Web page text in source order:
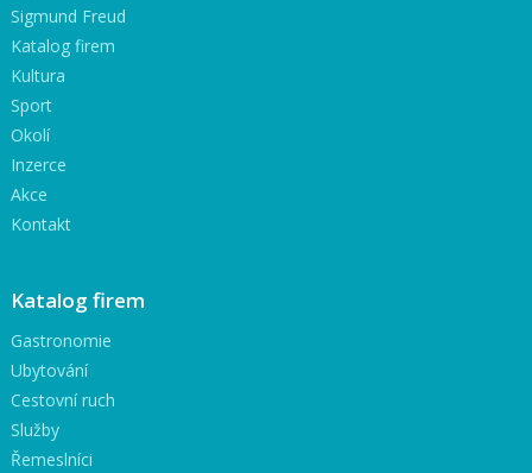
Sigmund Freud
Katalog firem
Kultura
Sport
Okolí
Inzerce
Akce
Kontakt
Katalog firem
Gastronomie
Ubytování
Cestovní ruch
Služby
Řemeslníci